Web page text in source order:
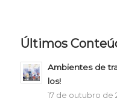
Últimos
Ambientes de
los!
17 de outubro de